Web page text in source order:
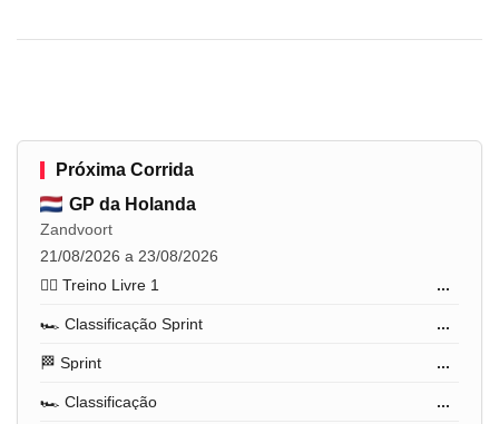
Próxima Corrida
GP da Holanda
Zandvoort
21/08/2026 a 23/08/2026
🏋️‍♂️ Treino Livre 1
...
🏎️ Classificação Sprint ...
🏁 Sprint ...
🏎️ Classificação ...